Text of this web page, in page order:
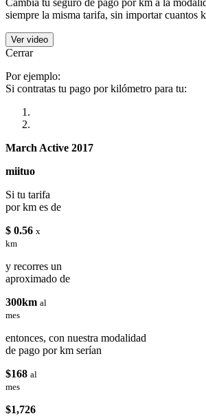
siempre la misma tarifa, sin importar cuantos
Ver video
Cerrar
Por ejemplo:
Si contratas tu pago por kilómetro para tu:
March Active 2017
miituo
Si tu tarifa
por km es de
$ 0.56 x
km
y recorres un
aproximado de
300km al
mes
entonces, con nuestra modalidad
de pago por km serían
$168 al
mes
$1,726